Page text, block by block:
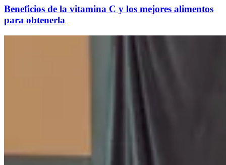
Beneficios de la vitamina C y los mejores alimentos
para obtenerla